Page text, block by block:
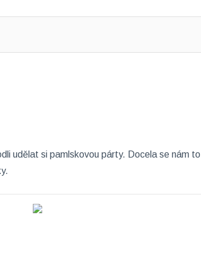
udělat si pamlskovou párty. Docela se nám to